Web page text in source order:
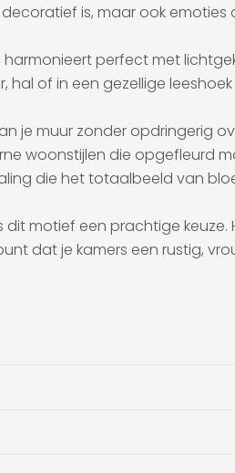
is, maar ook emoties
perfect met
of in een gezellige leeshoek
je muur zonder opdringerig
woonstijlen die opgefleurd
die het totaalbeeld van
motief een prachtige keuze.
dat je kamers een rustig,